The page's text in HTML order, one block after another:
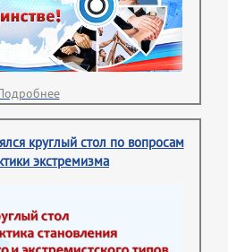
круглый стол по вопросам
экстремизма